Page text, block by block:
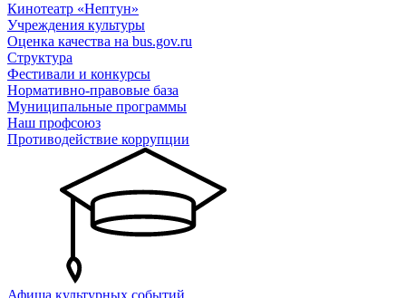
Кинотеатр «Нептун»
Учреждения культуры
Оценка качества на bus.gov.ru
Структура
Фестивали и конкурсы
Нормативно-правовые база
Муниципальные программы
Наш профсоюз
Противодействие коррупции
Афиша культурных событий